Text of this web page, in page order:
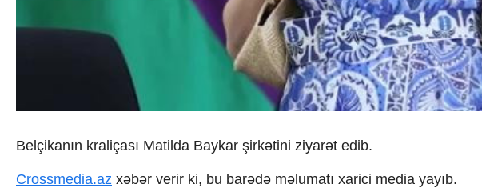
Səhiyyə
Neft-qaz
Əmək və sosial siyasət
Kənd təsərrüfatı
Belçikanın kraliçası Matilda Baykar şirkətini ziyarət edib.
Crossmedia.az xəbər verir ki, bu barədə məlumatı xarici media yayıb.